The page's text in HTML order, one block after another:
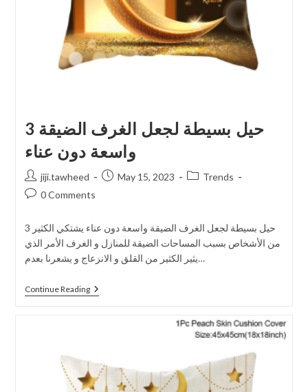
3 حيل بسيطة لجعل الغرف الضيقة
واسعة دون عناء
jiji.tawheed May 15, 2023
Trends
0 Comments
3 حيل بسيطة لجعل الغرف الضيقة واسعة دون عناء يشتكي الكثير
من الأشخاص بسبب المساحات الضيقة للمنازل و الغرف الأمر الذي
يثير الكثير من القلق و الانزعاج و يشعرنا بعدم…
Continue Reading